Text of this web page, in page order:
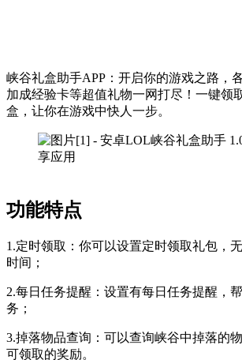
峡谷礼盒助手APP：开启你的游戏之路，
加成经验卡等超值礼物一网打尽！一键领
盒，让你在游戏中快人一步。
功能特点
1.定时领取：你可以设置定时领取礼包，
时间；
2.每日任务提醒：设置有每日任务提醒，
务；
3.掉落物品查询：可以查询峡谷中掉落的
可领取的奖励。